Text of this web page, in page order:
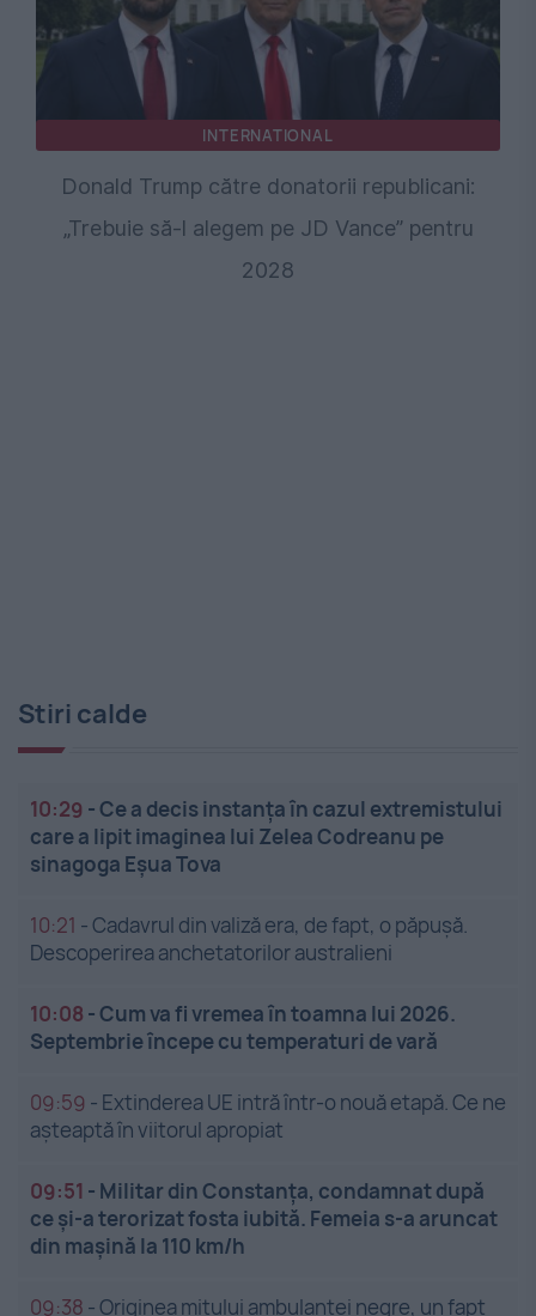
INTERNATIONAL
Donald Trump către donatorii republicani:
„Trebuie să-l alegem pe JD Vance” pentru
2028
Stiri calde
10:29 -Ce a decis instanța în cazul extremistului
care a lipit imaginea lui Zelea Codreanu pe
sinagoga Eșua Tova
10:21 -Cadavrul din valiză era, de fapt, o păpușă.
Descoperirea anchetatorilor australieni
10:08 -Cum va fi vremea în toamna lui 2026.
Septembrie începe cu temperaturi de vară
09:59 - Extinderea UE intră într-o nouă etapă. Ce ne
așteaptă în viitorul apropiat
09:51 - Militar din Constanța, condamnat după
ce și-a terorizat fosta iubită. Femeia s-a aruncat
din mașină la 110 km/h
09:38 -Originea mitului ambulanței negre, un fapt